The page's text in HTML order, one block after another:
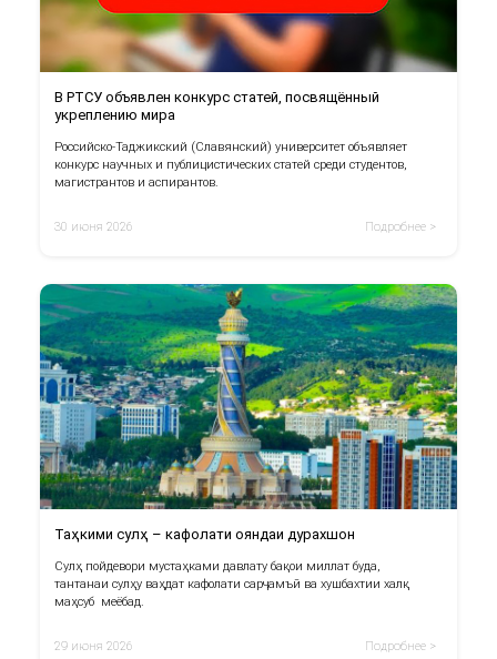
В РТСУ объявлен конкурс статей, посвящённый
укреплению мира
Российско-Таджикский (Славянский) университет объявляет
конкурс научных и публицистических статей среди студентов,
магистрантов и аспирантов.
30 июня 2026 Подробнее >
Таҳкими сулҳ – кафолати ояндаи дурахшон
Сулҳ пойдевори мустаҳками давлату бақои миллат буда,
тантанаи сулҳу ваҳдат кафолати сарҷамъӣ ва хушбахтии халқ
маҳсуб меёбад.
29 июня 2026 Подробнее >